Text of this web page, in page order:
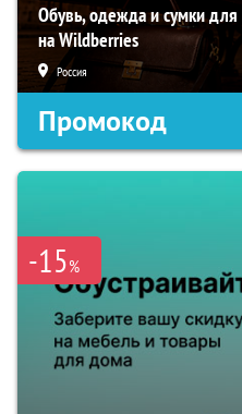
Обувь, одежда и сумки для
на Wildberries
Россия
Промокод
-15%